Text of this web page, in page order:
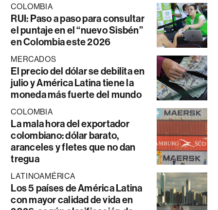
COLOMBIA
RUI: Paso a paso para consultar
el puntaje en el “nuevo Sisbén”
en Colombia este 2026
MERCADOS
El precio del dólar se debilita en
julio y América Latina tiene la
moneda más fuerte del mundo
COLOMBIA
La mala hora del exportador
colombiano: dólar barato,
aranceles y fletes que no dan
tregua
LATINOAMÉRICA
Los 5 países de América Latina
con mayor calidad de vida en